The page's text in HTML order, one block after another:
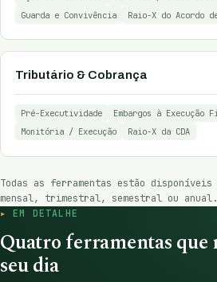
Guarda e Convivência
Raio-X do Acordo
Tributário & Cobrança
Pré-Executividade
Embargos à Execução
Monitória / Execução
Raio-X da CDA
Todas as ferramentas estão disponíveis
mensal, trimestral, semestral ou anual.
EM DETALHE
Quatro ferramentas que
seu dia